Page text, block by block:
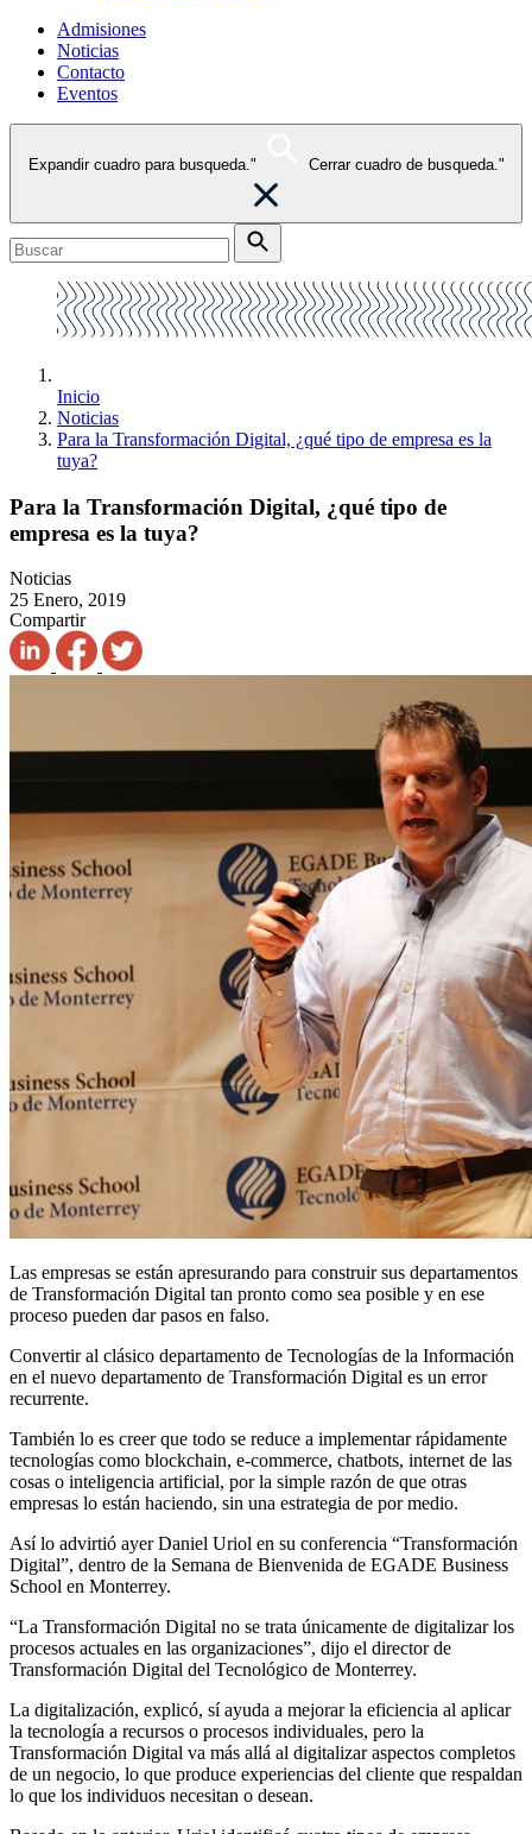
Admisiones
Noticias
Contacto
Eventos
Expandir cuadro para busqueda." Cerrar cuadro de busqueda."
Inicio
Noticias
Para la Transformación Digital, ¿qué tipo de empresa es la
tuya?
Para la Transformación Digital, ¿qué tipo de
empresa es la tuya?
Noticias
25 Enero, 2019
Compartir
Las empresas se están apresurando para construir sus departamentos
de Transformación Digital tan pronto como sea posible y en ese
proceso pueden dar pasos en falso.
Convertir al clásico departamento de Tecnologías de la Información
en el nuevo departamento de Transformación Digital es un error
recurrente.
También lo es creer que todo se reduce a implementar rápidamente
tecnologías como blockchain, e-commerce, chatbots, internet de las
cosas o inteligencia artificial, por la simple razón de que otras
empresas lo están haciendo, sin una estrategia de por medio.
Así lo advirtió ayer Daniel Uriol en su conferencia “Transformación
Digital”, dentro de la Semana de Bienvenida de EGADE Business
School en Monterrey.
“La Transformación Digital no se trata únicamente de digitalizar los
procesos actuales en las organizaciones”, dijo el director de
Transformación Digital del Tecnológico de Monterrey.
La digitalización, explicó, sí ayuda a mejorar la eficiencia al aplicar
la tecnología a recursos o procesos individuales, pero la
Transformación Digital va más allá al digitalizar aspectos completos
de un negocio, lo que produce experiencias del cliente que respaldan
lo que los individuos necesitan o desean.